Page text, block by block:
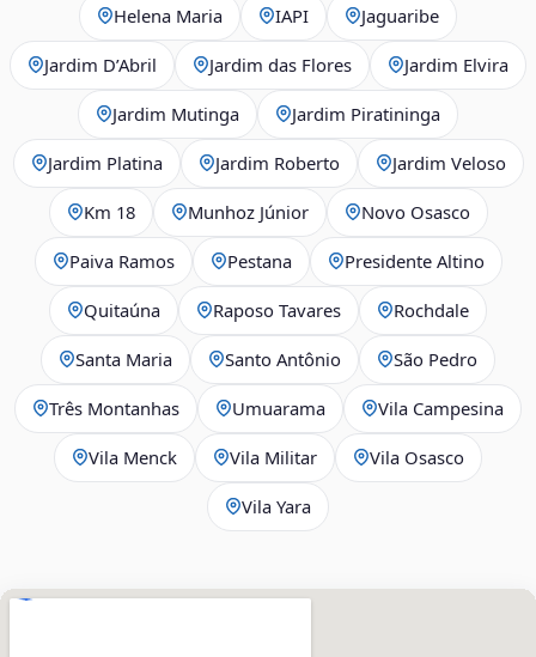
Helena Maria IAPI Jaguaribe
Jardim D’Abril Jardim das Flores Jardim Elvira
Jardim Mutinga Jardim Piratininga
Jardim Platina Jardim Roberto Jardim Veloso
Km 18 Munhoz Júnior Novo Osasco
Paiva Ramos Pestana Presidente Altino
Quitaúna Raposo Tavares Rochdale
Santa Maria Santo Antônio São Pedro
Três Montanhas Umuarama Vila Campesina
Vila Menck Vila Militar Vila Osasco
Vila Yara